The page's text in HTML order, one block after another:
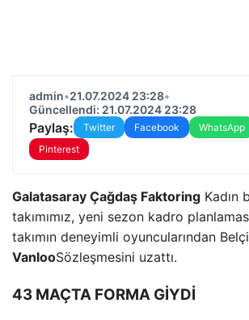
admin•21.07.2024 23:28•
Güncellendi: 21.07.2024 23:28
Paylaş: Twitter Facebook WhatsApp
Pinterest
Galatasaray Çağdaş Faktoring Kadın
takımımız, yeni sezon kadro
takımın deneyimli oyuncularından
VanlooSözleşmesini uzattı.
43 MAÇTA FORMA GİYDİ